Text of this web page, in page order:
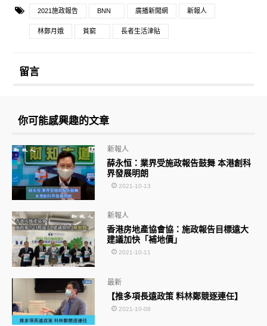
2021施政報告 BNN 廣播新聞網 新報人
林鄭月娥 貧窮 長者生活津貼
留言
你可能感興趣的文章
薛永恒：業界受施政報告鼓舞 本港創科
界發展明朗
新報人
2021-10-13
香港房地產協會協：施政報告目標遠大
建議加快「補地價」
新報人
2021-10-11
【推多項長遠政策 料林鄭競逐連任】
最新
2021-10-08